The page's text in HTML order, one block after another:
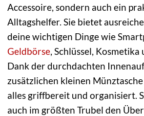
Accessoire, sondern auch ein
Alltagshelfer. Sie bietet
deine wichtigen Dinge wie
Geldbörse, Schlüssel, Kosmetika
Dank der durchdachten
zusätzlichen kleinen
alles griffbereit und organisiert.
auch im größten Trubel den